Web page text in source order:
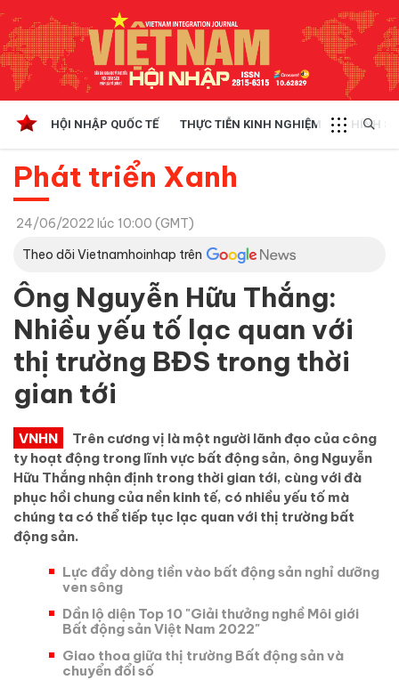
HỘI NHẬP QUỐC TẾ THỰC TIỄN KINH NGHIỆM CHÍNH
Phát triển Xanh
24/06/2022 lúc 10:00 (GMT)
Theo dõi Vietnamhoinhap trên
Ông Nguyễn Hữu Thắng:
Nhiều yếu tố lạc quan với
thị trường BĐS trong thời
gian tới
VNHN
Trên cương vị là một người lãnh đạo của công
ty hoạt động trong lĩnh vực bất động sản, ông Nguyễn
Hữu Thắng nhận định trong thời gian tới, cùng với đà
phục hồi chung của nền kinh tế, có nhiều yếu tố mà
chúng ta có thể tiếp tục lạc quan với thị trường bất
động sản.
Lực đẩy dòng tiền vào bất động sản nghỉ dưỡng
ven sông
Dần lộ diện Top 10 "Giải thưởng nghề Môi giới
Bất động sản Việt Nam 2022"
Giao thoa giữa thị trường Bất động sản và
chuyển đổi số